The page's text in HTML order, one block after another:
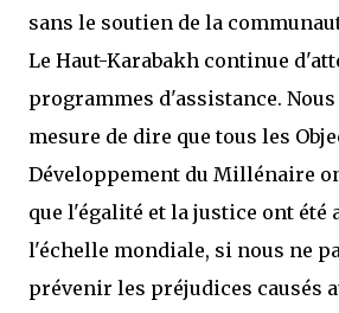
sans le soutien de la
Le Haut-Karabakh continue
programmes d'assistance.
mesure de dire que tous les
Développement du Millénaire
que l'égalité et la justice ont été
l'échelle mondiale, si nous ne
prévenir les préjudices causés